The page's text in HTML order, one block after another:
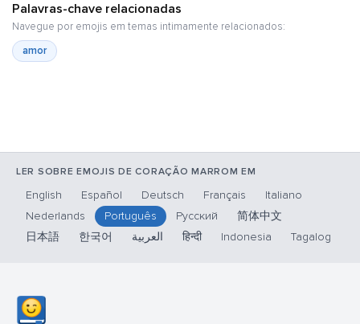
Palavras-chave relacionadas
Navegue por emojis em temas intimamente relacionados:
amor
LER SOBRE EMOJIS DE CORAÇÃO MARROM EM
English Español Deutsch Français
Italiano
Nederlands
Português Русский
简体中文
日本語
한국어 العربية हिन्दी Indonesia Tagalog